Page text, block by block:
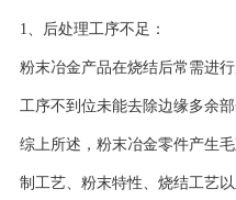
1、后处理工序不足：
粉末冶金产品在烧结后常需进
工序不到位未能去除边缘多余部
综上所述，粉末冶金零件产生
制工艺、粉末特性、烧结工艺